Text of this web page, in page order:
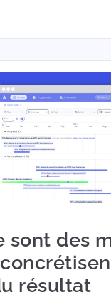
sont des
résultat